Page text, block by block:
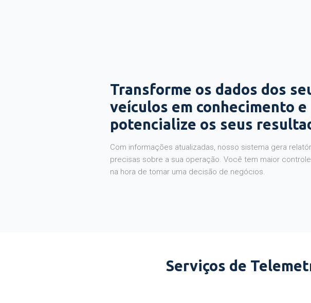
Transforme os dados dos
veículos em conhecimento e
potencialize os seus
Com informações atualizadas, nosso sistema gera
precisas sobre a sua operação. Você tem maior
na hora de tomar uma decisão de negócios.
Serviços de